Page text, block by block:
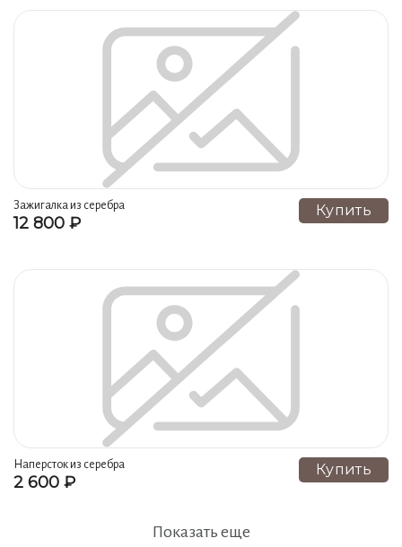
Зажигалка из серебра
12 800 ₽
Купить
Наперсток из серебра
2 600 ₽
Купить
Показать еще